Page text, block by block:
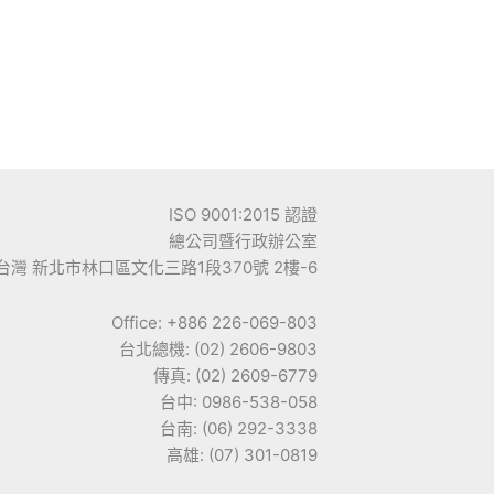
ISO 9001:2015 認證
總公司暨行政辦公室
灣 新北市林口區文化三路1段370號 2樓-6
Office: +886 226-069-803
台北總機: (02) 2606-9803
傳真: (02) 2609-6779
台中: 0986-538-058
台南: (06) 292-3338
高雄: (07) 301-0819